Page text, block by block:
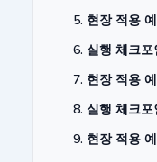
5. 현장 적용
6. 실행 체크포
7. 현장 적용
8. 실행 체크포
9. 현장 적용